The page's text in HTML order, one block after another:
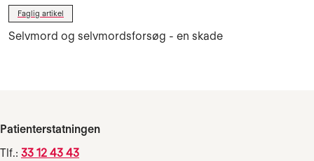
Faglig artikel
Selvmord og selvmordsforsøg - en skade
Patienterstatningen
Tlf.: 33 12 43 43